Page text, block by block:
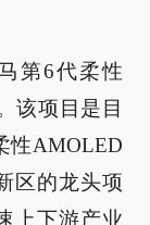
第6代柔性
该项目是目
性AMOLED
区的龙头项
上下游产业